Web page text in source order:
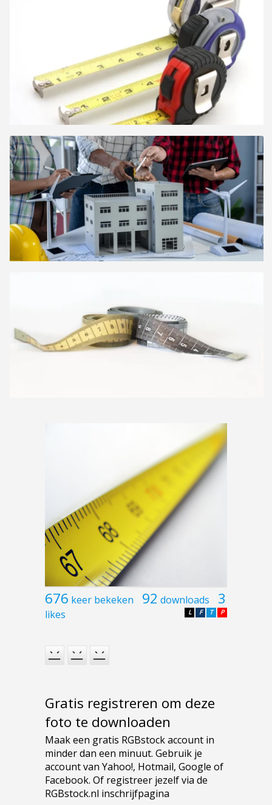
676 keer bekeken 92 downloads 3
likes P
T
F
L
Gratis registreren om deze
foto te downloaden